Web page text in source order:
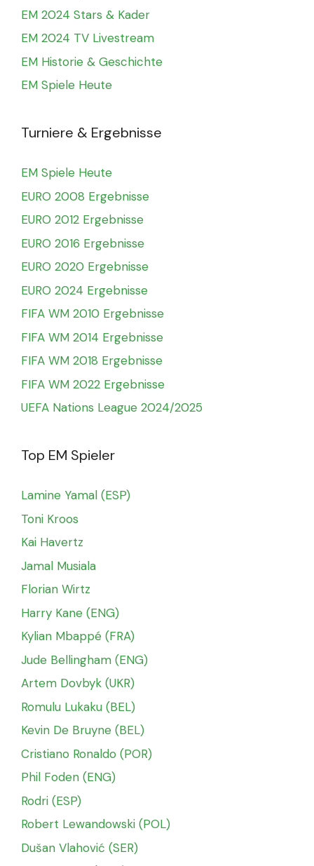
EM 2024 Stars & Kader
EM 2024 TV Livestream
EM Historie & Geschichte
EM Spiele Heute
Turniere & Ergebnisse
EM Spiele Heute
EURO 2008 Ergebnisse
EURO 2012 Ergebnisse
EURO 2016 Ergebnisse
EURO 2020 Ergebnisse
EURO 2024 Ergebnisse
FIFA WM 2010 Ergebnisse
FIFA WM 2014 Ergebnisse
FIFA WM 2018 Ergebnisse
FIFA WM 2022 Ergebnisse
UEFA Nations League 2024/2025
Top EM Spieler
Lamine Yamal (ESP)
Toni Kroos
Kai Havertz
Jamal Musiala
Florian Wirtz
Harry Kane (ENG)
Kylian Mbappé (FRA)
Jude Bellingham (ENG)
Artem Dovbyk (UKR)
Romulu Lukaku (BEL)
Kevin De Bruyne (BEL)
Cristiano Ronaldo (POR)
Phil Foden (ENG)
Rodri (ESP)
Robert Lewandowski (POL)
Dušan Vlahović (SER)